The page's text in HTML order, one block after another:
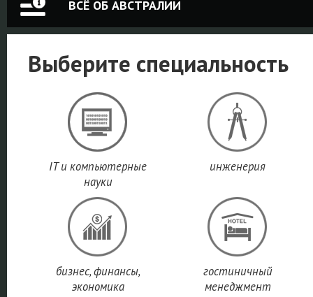
ВСЁ ОБ АВСТРАЛИИ
Выберите специальность
IT и компьютерные
науки
инженерия
бизнес, финансы,
экономика
гостиничный
менеджмент